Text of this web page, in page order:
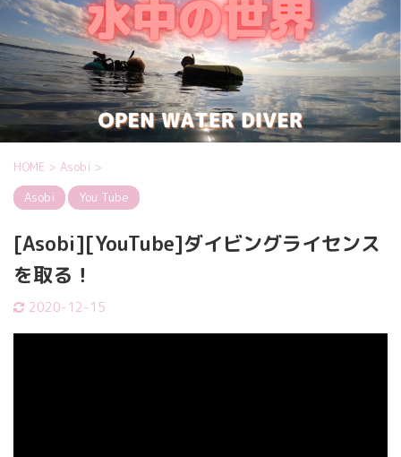
HOME > Asobi >
Asobi
You Tube
[Asobi][YouTube]ダイビングライセンス
を取る！
2020-12-15